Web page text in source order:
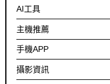
AI工具
主機推薦
手機APP
攝影資訊